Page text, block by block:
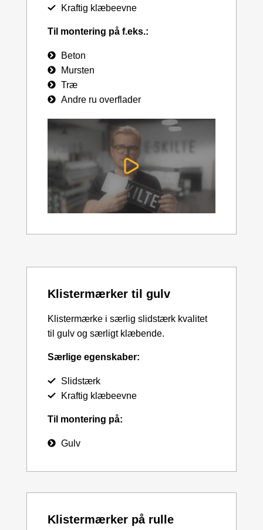
Kraftig klæbeevne
Til montering på f.eks.:
Beton
Mursten
Træ
Andre ru overflader
Klistermærker til gulv
Klistermærke i særlig slidstærk kvalitet
til gulv og særligt klæbende.
Særlige egenskaber:
Slidstærk
Kraftig klæbeevne
Til montering på:
Gulv
Klistermærker på rulle